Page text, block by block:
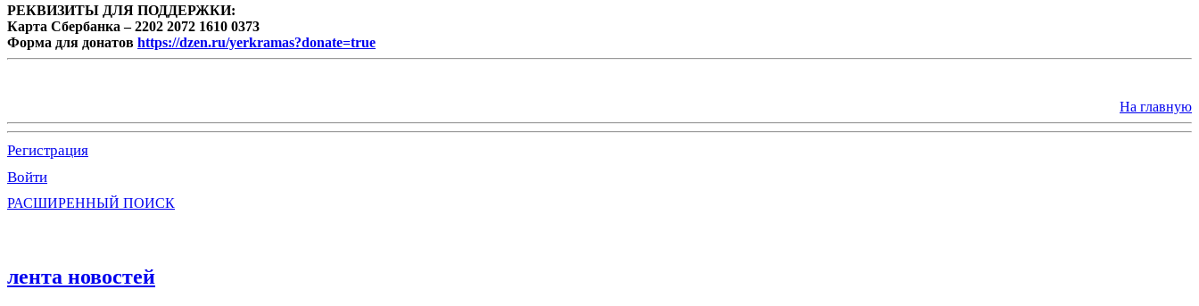
РЕКВИЗИТЫ ДЛЯ ПОДДЕРЖКИ:
Карта Сбербанка – 2202 2072 1610 0373
Форма для донатов https://dzen.ru/yerkramas?donate=true
На главную
Регистрация
Войти
РАСШИРЕННЫЙ ПОИСК
лента новостей